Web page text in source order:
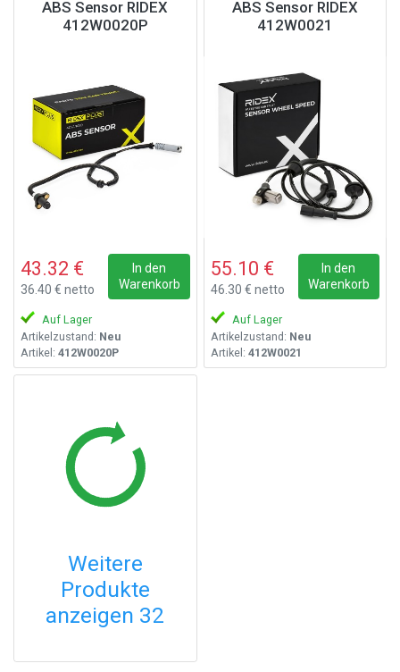
ABS Sensor RIDEX
412W0020P
43.32 €
36.40 € netto
In den
Warenkorb
Auf Lager
Artikelzustand: Neu
Artikel: 412W0020P
ABS Sensor RIDEX
412W0021
55.10 €
46.30 € netto
In den
Warenkorb
Auf Lager
Artikelzustand: Neu
Artikel: 412W0021
Weitere
Produkte
anzeigen 32